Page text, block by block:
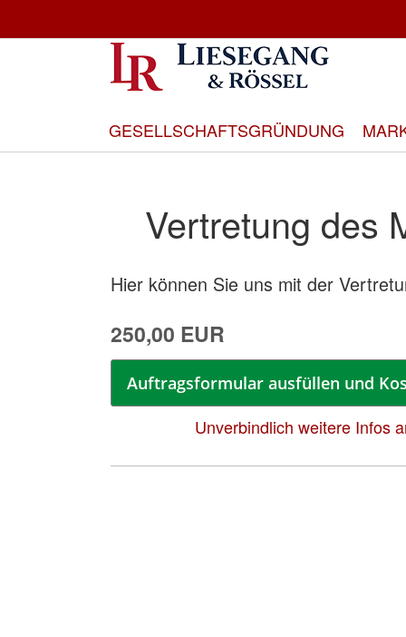
zum
Inhalt
GESELLSCHAFTSGRÜNDUNG
Vertretung des
Hier können Sie uns mit der
250,00 EUR
Auftragsformular ausfüllen und
Unverbindlich weitere Infos